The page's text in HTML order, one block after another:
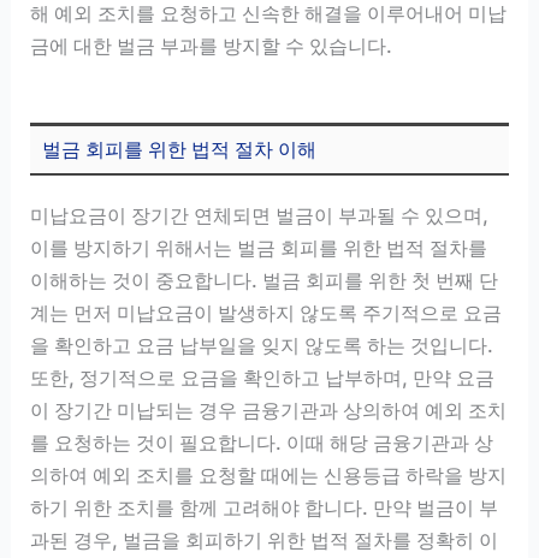
해 예외 조치를 요청하고 신속한 해결을 이루어내어 미납
금에 대한 벌금 부과를 방지할 수 있습니다.
벌금 회피를 위한 법적 절차 이해
미납요금이 장기간 연체되면 벌금이 부과될 수 있으며,
이를 방지하기 위해서는 벌금 회피를 위한 법적 절차를
이해하는 것이 중요합니다. 벌금 회피를 위한 첫 번째 단
계는 먼저 미납요금이 발생하지 않도록 주기적으로 요금
을 확인하고 요금 납부일을 잊지 않도록 하는 것입니다.
또한, 정기적으로 요금을 확인하고 납부하며, 만약 요금
이 장기간 미납되는 경우 금융기관과 상의하여 예외 조치
를 요청하는 것이 필요합니다. 이때 해당 금융기관과 상
의하여 예외 조치를 요청할 때에는 신용등급 하락을 방지
하기 위한 조치를 함께 고려해야 합니다. 만약 벌금이 부
과된 경우, 벌금을 회피하기 위한 법적 절차를 정확히 이